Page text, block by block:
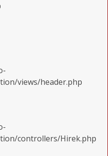
views/header.php
controllers/Hirek.php